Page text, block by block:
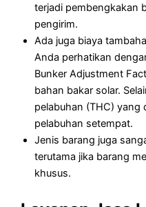
terjadi pembengkakan
pengirim.
Ada juga biaya
Anda perhatikan
Bunker Adjustment
bahan bakar solar.
pelabuhan (THC) yang
pelabuhan setempat.
Jenis barang juga
terutama jika barang
khusus.